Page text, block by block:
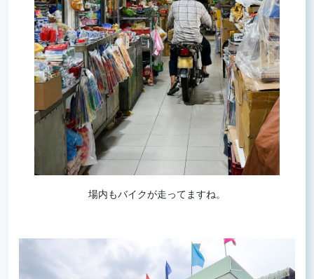
場内もバイクが走ってますね。